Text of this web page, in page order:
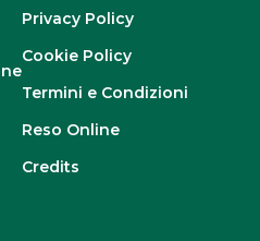
Privacy Policy
Cookie Policy
Termini e Condizioni
Reso Online
Credits